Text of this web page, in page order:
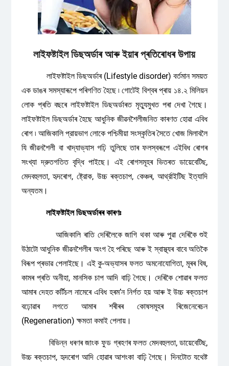
লাইফষ্টাইল ডিছঅৰ্ডাৰ আৰু ইয়াৰ প্ৰতিৰোধৰ উপায়
লাইফষ্টাইল ডিছঅৰ্ডাৰ (Lifestyle disorder) বর্তমান সময়ত
এক ডাঙৰ সমস্যাৰূপে পৰিগণিত হৈছে ৷ গোটেই বিশ্বৰ প্ৰায় ১৪.২ মিলিয়ন
লোক প্ৰতি বছৰে লাইফষ্টাইল ডিছঅৰ্ডাৰত মৃত্যুমুখত পৰা দেখা গৈছে।
লাইফষ্টাইল ডিছঅৰ্ডাৰ হৈছে আধুনিক জীৱনশৈলীজনিত কাৰণত হোৱা এবিধ
ৰোগ ৷ আজিকালি প্রায়ভাগ লোকে পশ্চিমীয়া সংস্কৃতিৰ সৈতে খোজ মিলাবলৈ
যি জীৱনশৈলী বা খাদ্যাভ্যাস গঢ়ি তুলিছে তাৰ ফলস্বৰূপে এইবিধ ৰোগৰ
সংখ্যা দ্রুতগতিত বৃদ্ধি পাইছে। এই ৰোগসমূহৰ ভিতৰত ডায়েবেটিছ,
মেদবহুলতা, হৃদৰোগ, ষ্ট্রোক, উচ্চ ৰক্তচাপ, কেঞ্চৰ, আর্থ্রাইটিছ ইত্যাদি
অন্যতম।
লাইফষ্টাইলডিছঅৰ্ডাৰৰকাৰণঃ
আজিকালি ৰাতি দেৰিলৈকে জাগি থকা আৰু পুৱা দেৰিকৈ শুই
উঠাটো আধুনিক জীৱনশৈলীৰ অংগ হৈ পৰিছে আৰু ই স্বাস্থ্যৰ বাবে অতিকৈ
বিৰূপ প্ৰভাৱ পেলাইছে। এই কু-অভ্যাসৰ ফলত অমনোযোগিতা, মূৰৰ বিষ,
কামৰ প্ৰতি অনীহা, মানসিক চাপ আদি বাঢ়ি গৈছে। দেৰিকৈ শোৱাৰ ফলত
আমাৰ দেহত কৰ্টিচল নামেৰে এবিধ হৰম’ন নির্গত হয় আৰু ই উচ্চ ৰক্তচাপ
বঢ়োৱাৰ লগতে আমাৰ শৰীৰৰ কোষসমূহৰ ৰিজেনেৰেচন
(Regeneration) ক্ষমতা কমাই পেলায়।
বিভিন্ন ধৰণৰ জাংক ফুড গ্ৰহণৰ ফলত মেদবহুলতা, ডায়েবেটিছ,
উচ্চ ৰক্তচাপ, হৃদৰোগ আদি হোৱাৰ আশংকা বাঢ়ি গৈছে। দিনটোত যথেষ্ট